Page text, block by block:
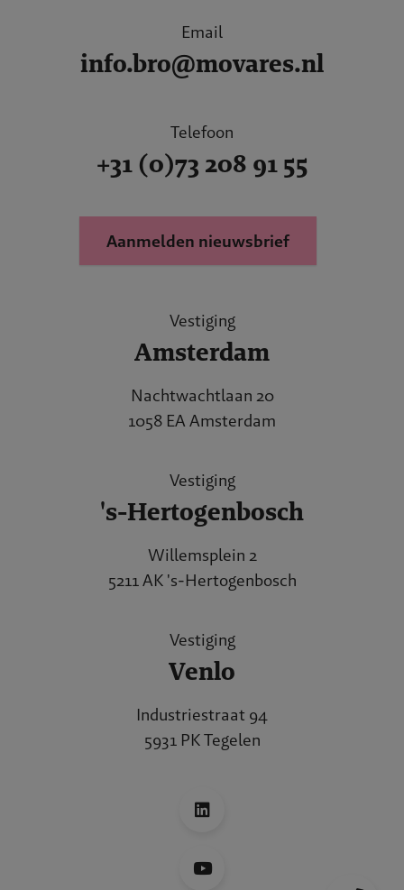
Email
info.bro@movares.nl
Telefoon
+31 (0)73 208 91 55
Aanmelden nieuwsbrief
Vestiging
Amsterdam
Nachtwachtlaan 20
1058 EA Amsterdam
Vestiging
's-Hertogenbosch
Willemsplein 2
5211 AK 's-Hertogenbosch
Vestiging
Venlo
Industriestraat 94
5931 PK Tegelen